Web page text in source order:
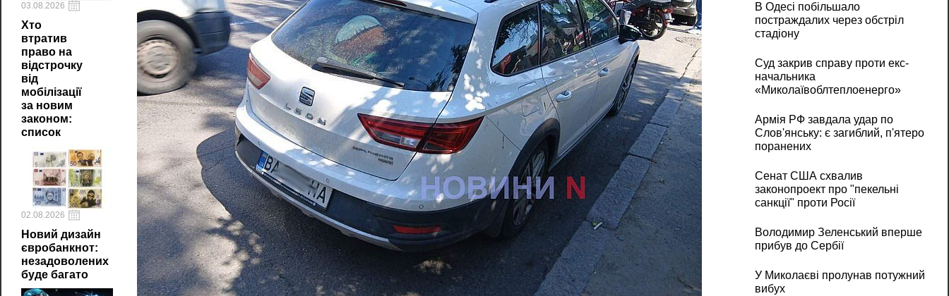
03.08.2026
Хто
втратив
право на
відстрочку
від
мобілізації
за новим
законом:
список
02.08.2026
Новий дизайн
євробанкнот:
незадоволених
буде багато
В Одесі побільшало
постраждалих через обстріл
стадіону
Суд закрив справу проти екс-
начальника
«Миколаївоблтеплоенерго»
Армія РФ завдала удар по
Слов'янську: є загиблий, п'ятеро
поранених
Сенат США схвалив
законопроект про "пекельні
санкції" проти Росії
Володимир Зеленський вперше
прибув до Сербії
У Миколаєві пролунав потужний
вибух